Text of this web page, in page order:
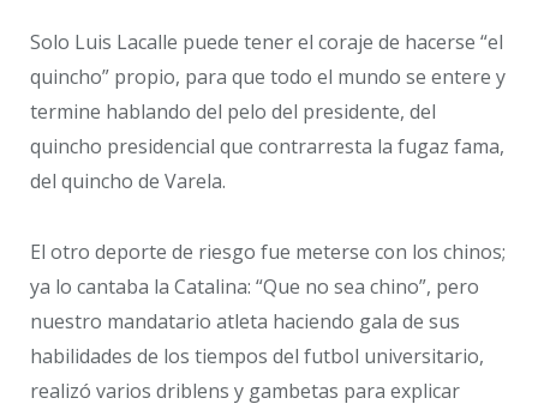
Solo Luis Lacalle puede tener el coraje de hacerse “el
quincho” propio, para que todo el mundo se entere y
termine hablando del pelo del presidente, del
quincho presidencial que contrarresta la fugaz fama,
del quincho de Varela.
El otro deporte de riesgo fue meterse con los chinos;
ya lo cantaba la Catalina: “Que no sea chino”, pero
nuestro mandatario atleta haciendo gala de sus
habilidades de los tiempos del futbol universitario,
realizó varios driblens y gambetas para explicar